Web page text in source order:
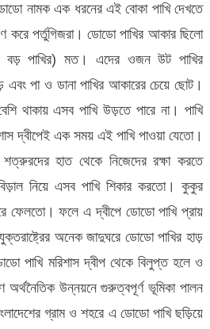
নামক এক ধরনের এই বোকা পাখি দেখতে
করে পর্তুগিজরা। ডোডো পাখির আকার ছিলো
বড় পাখির) মত। এদের ওজন উট পাখির
এবং পা ও ডানা পাখির আকারের চেয়ে ছোট।
থাকায় এসব পাখি উড়তে পারে না। পাখি
দ্বীপেই এক সময় এই পাখি পাওয়া যেতো।
হাত থেকে নিজেদের রক্ষা করতে
নিয়ে এসব পাখি শিকার করতো। কুকুর
ফেলতো। ফলে এ দ্বীপে ডোডো পাখি প্রায়
অনেক জাদুঘরে ডোডো পাখির হাড়
পাখি মরিশাস দ্বীপ থেকে বিলুপ্ত হলে ও
অর্থনৈতিক উন্নয়নে গুরুত্বপূর্ণ ভূমিকা পালন
গ্রাম ও শহরে এ ডোডো পাখি ছড়িয়ে